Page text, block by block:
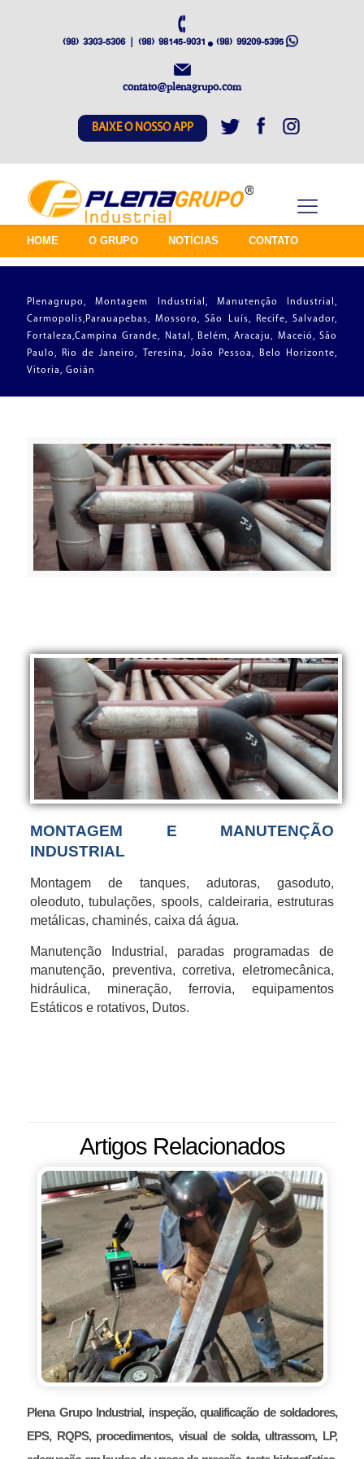
(98) 3303-5306 | (98) 98145-9031 (98) 99209-5395
contato@plenagrupo.com
BAIXE O NOSSO APP
HOME O GRUPO NOTÍCIAS CONTATO
Plenagrupo, Montagem Industrial, Manutenção Industrial,
Carmopolis,Parauapebas, Mossoro, São Luís, Recife, Salvador,
Fortaleza,Campina Grande, Natal, Belém, Aracaju, Maceió, São
Paulo, Rio de Janeiro, Teresina, João Pessoa, Belo Horizonte,
Vitoria, Goiân
MONTAGEM E MANUTENÇÃO
INDUSTRIAL
Montagem de tanques, adutoras, gasoduto,
oleoduto, tubulações, spools, caldeiraria, estruturas
metálicas, chaminés, caixa dá água.
Manutenção Industrial, paradas programadas de
manutenção, preventiva, corretiva, eletromecânica,
hidráulica, mineração, ferrovia, equipamentos
Estáticos e rotativos, Dutos.
Artigos Relacionados
Plena Grupo Industrial, inspeção, qualificação de soldadores,
EPS, RQPS, procedimentos, visual de solda, ultrassom, LP,